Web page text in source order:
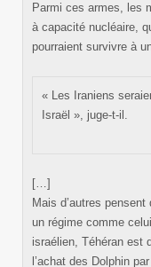
Parmi ces armes, les
à capacité nucléaire,
pourraient survivre à
« Les Iraniens
Israël », juge-t-il.
[…]
Mais d’autres
un régime comme
israélien, Téhéran est
l’achat des Dolphin